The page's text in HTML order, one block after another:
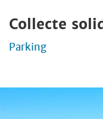
Collecte
Parking